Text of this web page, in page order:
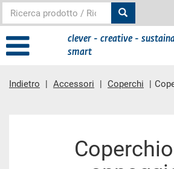
clever - creative -
smart
Indietro Accessori Coperchi